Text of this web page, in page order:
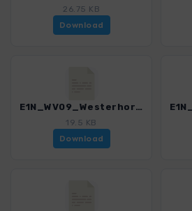
26.75 KB
Download
E1N_WV09_Westerhorn-Vossloch_4551_2.gpx
19.5 KB
Download